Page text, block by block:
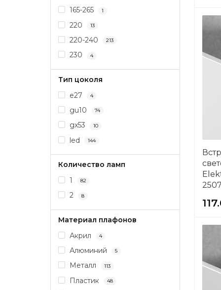
165-265 1
220 13
220-240 213
230 4
Тип цоколя
e27
4
gu10 74
gx53 10
led 144
Количество ламп
1
82
2 8
Материал плафонов
Акрил
4
Алюминий 5
Металл 113
Пластик 48